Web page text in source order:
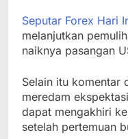
Seputar Forex Hari
melanjutkan
naiknya pasangan
Selain itu komentar
meredam
dapat mengakhiri
setelah pertemuan